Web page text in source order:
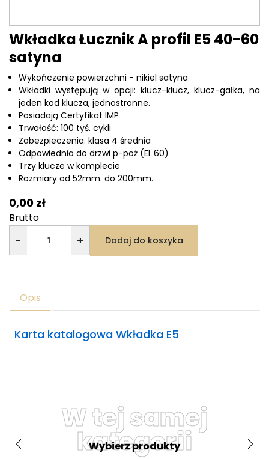
Wkładka Łucznik A profil E5 40-60
satyna
Wykończenie powierzchni - nikiel satyna
Wkładki występują w opcji: klucz-klucz, klucz-gałka, na
jeden kod klucza, jednostronne.
Posiadają Certyfikat IMP
Trwałość: 100 tyś. cykli
Zabezpieczenia: klasa 4 średnia
Odpowiednia do drzwi p-poż (EL160)
Trzy klucze w komplecie
Rozmiary od 52mm. do 200mm.
0,00 zł
Brutto
− + Dodaj do koszyka
Opis
Karta katalogowa Wkładka E5
W tej samej
kategorii
Wybierz produkty